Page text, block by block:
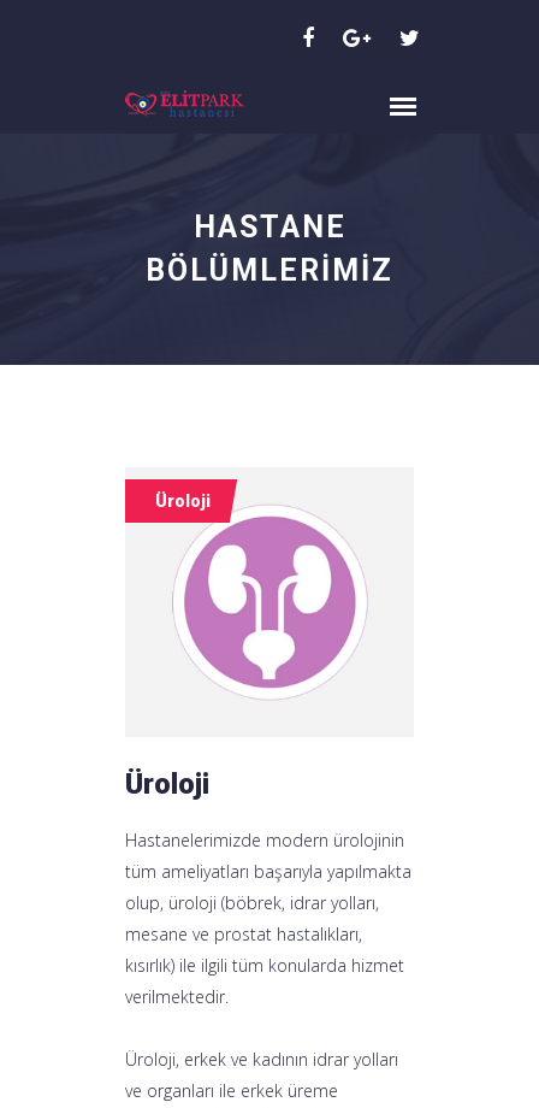
HASTANE
BÖLÜMLERİMİZ
Üroloji
Üroloji
Hastanelerimizde modern ürolojinin
tüm ameliyatları başarıyla yapılmakta
olup, üroloji (böbrek, idrar yolları,
mesane ve prostat hastalıkları,
kısırlık) ile ilgili tüm konularda hizmet
verilmektedir.
Üroloji, erkek ve kadının idrar yolları
ve organları ile erkek üreme